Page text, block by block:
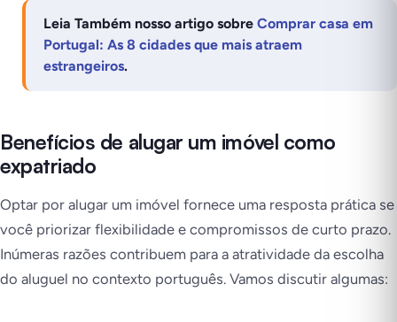
Leia Também nosso artigo sobre Comprar casa em
Portugal: As 8 cidades que mais atraem
estrangeiros.
Benefícios de alugar um imóvel como
expatriado
Optar por alugar um imóvel fornece uma resposta prática se
você priorizar flexibilidade e compromissos de curto prazo.
Inúmeras razões contribuem para a atratividade da escolha
do aluguel no contexto português. Vamos discutir algumas: